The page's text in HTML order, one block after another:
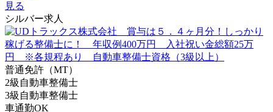
見る
シルバー求人
普通免許（MT）
2級自動車整備士
3級自動車整備士
車通勤OK